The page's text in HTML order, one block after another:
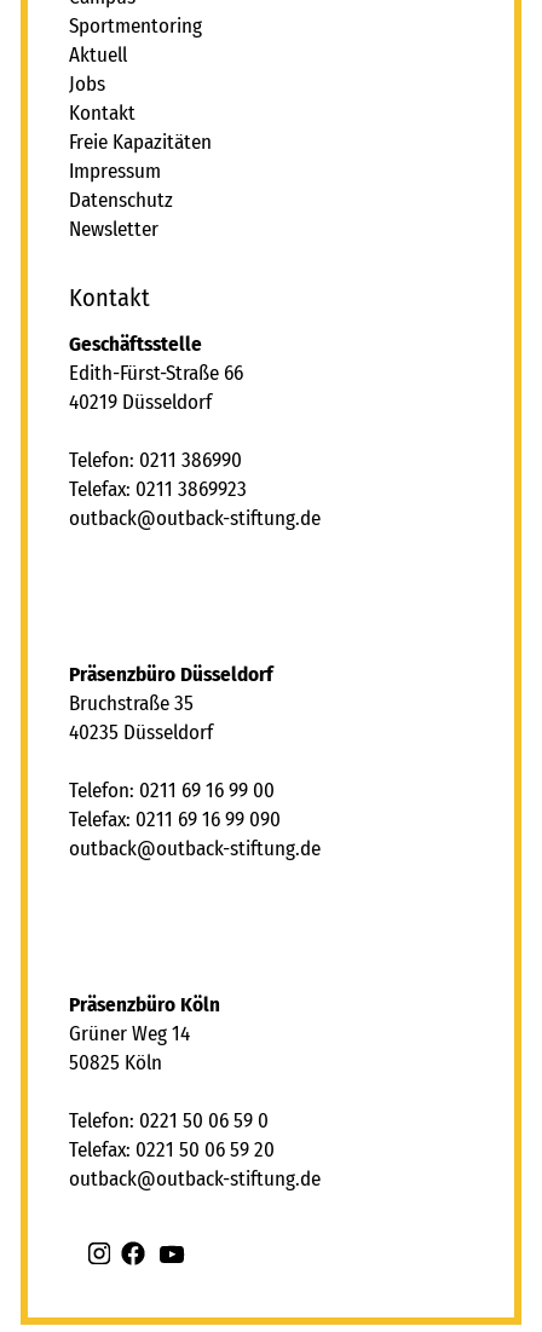
Sportmentoring
Aktuell
Jobs
Kontakt
Freie Kapazitäten
Impressum
Datenschutz
Newsletter
Kontakt
Geschäftsstelle
Edith-Fürst-Straße 66
40219 Düsseldorf
Telefon: 0211 386990
Telefax: 0211 3869923
tb ck tb ck-stft ngd
Präsenzbüro Düsseldorf
Bruchstraße 35
40235 Düsseldorf
Telefon: 0211 69 16 99 00
Telefax: 0211 69 16 99 090
tb ck tb ck-stft ngd
Präsenzbüro Köln
Grüner Weg 14
50825 Köln
Telefon: 0221 50 06 59 0
Telefax: 0221 50 06 59 20
tb ck tb ck-stft ngd